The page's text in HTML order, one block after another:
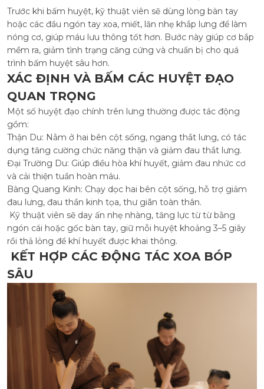
Trước khi bấm huyệt, kỹ thuật viên sẽ dùng lòng bàn tay
hoặc các đầu ngón tay xoa, miết, lăn nhẹ khắp lưng để làm
nóng cơ, giúp máu lưu thông tốt hơn. Bước này giúp cơ bắp
mềm ra, giảm tình trạng căng cứng và chuẩn bị cho quá
trình bấm huyệt sâu hơn.
XÁC ĐỊNH VÀ BẤM CÁC HUYỆT ĐẠO
QUAN TRỌNG
Một số huyệt đạo chính trên lưng thường được tác động
gồm:
Thận Du: Nằm ở hai bên cột sống, ngang thắt lưng, có tác
dụng tăng cường chức năng thận và giảm đau thắt lưng.
Đại Trường Du: Giúp điều hòa khí huyết, giảm đau nhức cơ
và cải thiện tuần hoàn máu.
Bàng Quang Kinh: Chạy dọc hai bên cột sống, hỗ trợ giảm
đau lưng, đau thần kinh tọa, thư giãn toàn thân.
Kỹ thuật viên sẽ day ấn nhẹ nhàng, tăng lực từ từ bằng
ngón cái hoặc gốc bàn tay, giữ mỗi huyệt khoảng 3–5 giây
rồi thả lỏng để khí huyết được khai thông.
KẾT HỢP CÁC ĐỘNG TÁC XOA BÓP
SÂU